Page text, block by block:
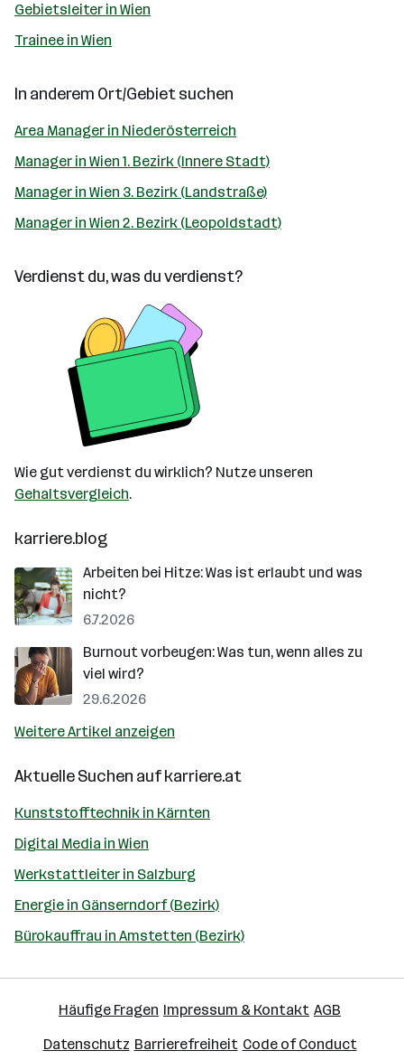
Gebietsleiter in Wien
Trainee in Wien
In anderem Ort/Gebiet suchen
Area Manager in Niederösterreich
Manager in Wien 1. Bezirk (Innere Stadt)
Manager in Wien 3. Bezirk (Landstraße)
Manager in Wien 2. Bezirk (Leopoldstadt)
Verdienst du, was du verdienst?
Wie gut verdienst du wirklich? Nutze unseren
Gehaltsvergleich.
karriere.blog
Arbeiten bei Hitze: Was ist erlaubt und was
nicht?
6.7.2026
Burnout vorbeugen: Was tun, wenn alles zu
viel wird?
29.6.2026
Weitere Artikel anzeigen
Aktuelle Suchen aufkarriere.at
Kunststofftechnik in Kärnten
Digital Media in Wien
Werkstattleiter in Salzburg
Energie in Gänserndorf (Bezirk)
Bürokauffrau in Amstetten (Bezirk)
Häufige Fragen Impressum & Kontakt AGB
Datenschutz Barrierefreiheit Code of Conduct